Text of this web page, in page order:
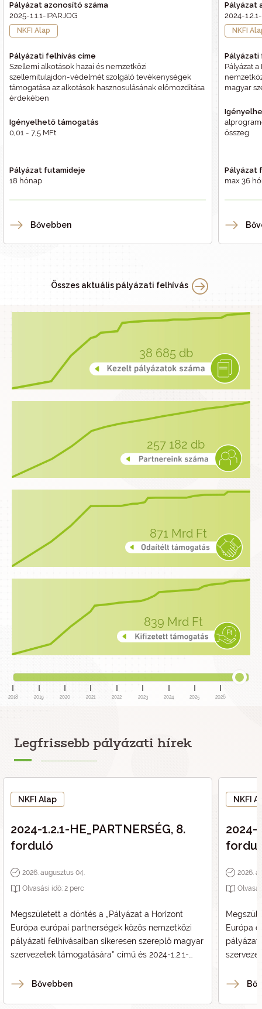
Pályázat azonosító száma
2025-1.1.1-IPARJOG
NKFI Alap
Pályázati felhívás címe
Szellemi alkotások hazai és nemzetközi
szellemitulajdon-védelmét szolgáló tevékenységek
támogatása az alkotások hasznosulásának előmozdítása
érdekében
Igényelhető támogatás
0,01 - 7,5 MFt
Pályázat futamideje
18 hónap
Bővebben
Pályázat
2024-
NKFI
Pályázati
Pályázat
magyar
összeg
Pályázat
max 36
Összes aktuális pályázati felhívás
38 685 db
257 182 db
871 Mrd Ft
839 Mrd Ft
2018 2019 2020 2021 2022 2023 2024 2025 2026
Legfrissebb pályázati hírek
NKFI Alap
2024-1.2.1-HE_PARTNERSÉG, 8.
forduló
2026. augusztus 04.
Olvasási idő: 2 perc
Megszületett a döntés a „Pályázat a Horizont
Európa európai partnerségek közös nemzetközi
pályázati felhívásaiban sikeresen szereplő magyar
szervezetek támogatására” című és 2024-1.2.1-
vonatkozásában.
Bővebben
NKFI
2024-
2026.
Európa